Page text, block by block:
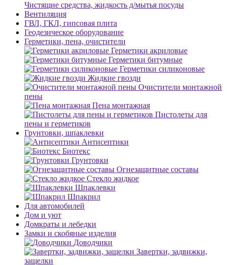
Чистящие средства, жидкость д/мытья посуды
Вентиляция
ГВЛ, ГКЛ, гипсовая плита
Геодезическое оборудование
Герметики, пена, очистители
Герметики акриловые
Герметики битумные
Герметики силиконовые
Жидкие гвозди
Очистители монтажной
пены
Пена монтажная
Пистолеты для
пены и герметиков
Грунтовки, шпаклевки
Антисептики
Биотекс
Грунтовки
Огнезащитные составы
Стекло жидкое
Шпаклевки
Шпакрил
Для автомобилей
Дом и уют
Домкраты и лебедки
Замки и скобяные изделия
Доводчики
Завертки, задвижки,
защелки